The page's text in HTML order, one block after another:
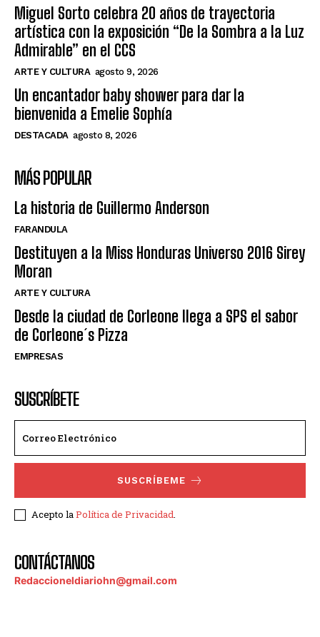
Miguel Sorto celebra 20 años de trayectoria
artística con la exposición “De la Sombra a la Luz
Admirable” en el CCS
ARTE Y CULTURA agosto 9, 2026
Un encantador baby shower para dar la
bienvenida a Emelie Sophía
DESTACADA agosto 8, 2026
MÁS POPULAR
La historia de Guillermo Anderson
FARANDULA
Destituyen a la Miss Honduras Universo 2016 Sirey
Moran
ARTE Y CULTURA
Desde la ciudad de Corleone llega a SPS el sabor
de Corleone´s Pizza
EMPRESAS
SUSCRÍBETE
SUSCRÍBEME
Acepto laPolítica de Privacidad.
CONTÁCTANOS
Redaccioneldiariohn@gmail.com